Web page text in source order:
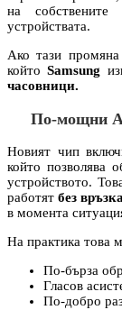
на
устройствата.
Ако тази
който Samsung
часовници.
По-мощни
Новият чип
който позволява
устройството.
работятбез
в момента
На практика това
По-бърза
Гласов
По-добро